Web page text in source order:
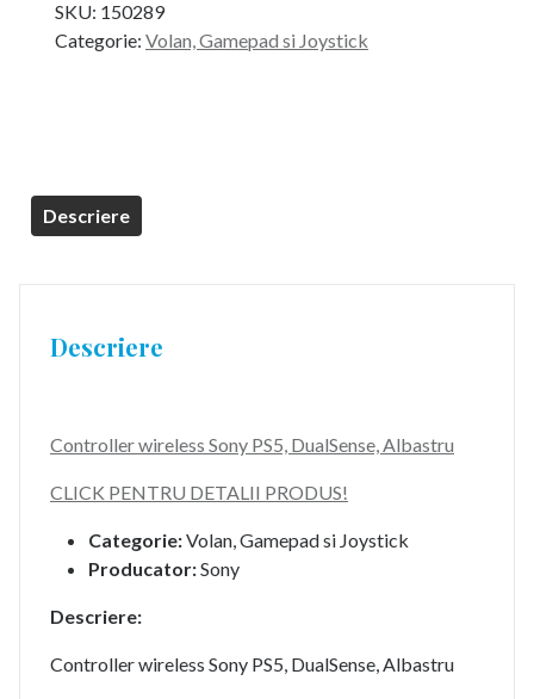
a
fost:
359,99 lei.
SKU: 150289
Categorie: Volan, Gamepad si Joystick
Descriere
Descriere
Controller wireless Sony PS5, DualSense, Albastru
CLICK PENTRU DETALII PRODUS!
Categorie:Volan, Gamepad si Joystick
Producator:Sony
Descriere:
Controller wireless Sony PS5, DualSense, Albastru